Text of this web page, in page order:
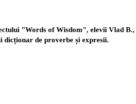
"Words of Wisdom", elevii Vlad
dicționar de proverbe și expresii.